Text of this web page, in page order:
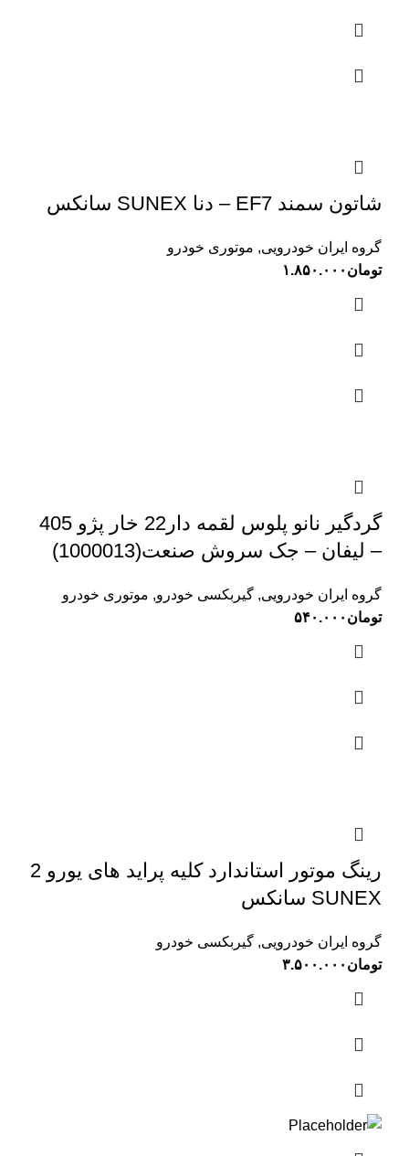
شاتون سمند EF7 – دنا SUNEX سانکس
گروه ایران خودرویی, موتوری خودرو
تومان ۱.۸۵۰.۰۰۰
گردگیر نانو پلوس لقمه دار22 خار پژو 405
– لیفان – جک سروش صنعت(1000013)
گروه ایران خودرویی, گیربکسی خودرو, موتوری خودرو
تومان ۵۴۰.۰۰۰
رینگ موتور استاندارد کلیه پراید های یورو 2
SUNEX سانکس
گروه ایران خودرویی, گیربکسی خودرو
تومان ۳.۵۰۰.۰۰۰